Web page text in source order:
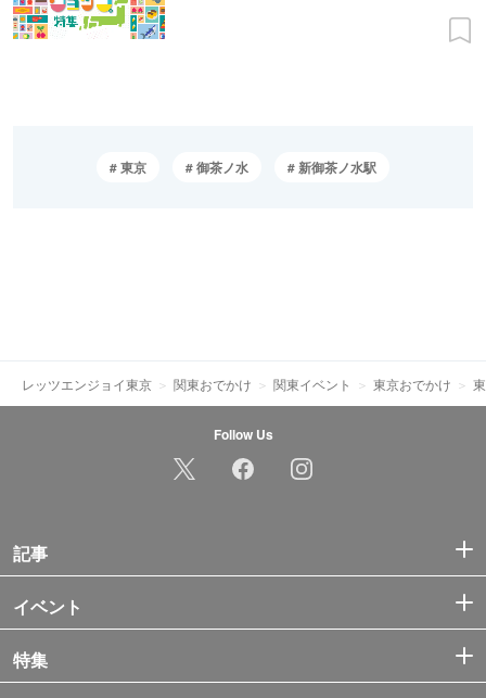
東京 御茶ノ水 新御茶ノ水駅
レッツエンジョイ東京 関東おでかけ 関東イベント 東京おでかけ
Follow Us
記事
イベント
特集